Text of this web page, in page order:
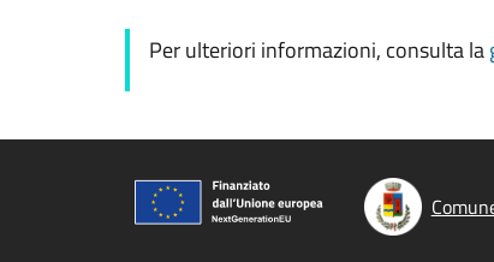
Per ulteriori informazioni, consulta la